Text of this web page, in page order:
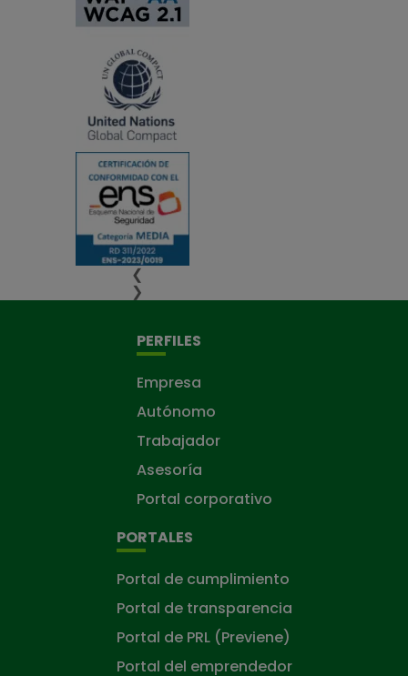
❮
❯
PERFILES
Empresa
Autónomo
Trabajador
Asesoría
Portal corporativo
PORTALES
Portal de cumplimiento
Portal de transparencia
Portal de PRL (Previene)
Portal del emprendedor